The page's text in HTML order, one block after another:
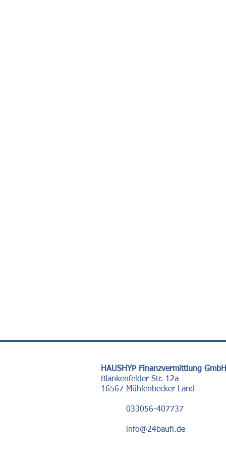
HAUSHYP Finanzvermittlung GmbH
Blankenfelder Str. 12a
16567 Mühlenbecker Land
033056-407737
info@24baufi.de